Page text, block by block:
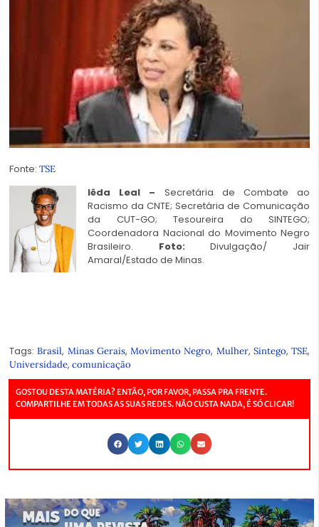
Fonte: TSE
Iêda Leal – Secretária de Combate ao
Racismo da CNTE; Secretária de Comunicação
da CUT-GO; Tesoureira do SINTEGO;
Coordenadora Nacional do Movimento Negro
Brasileiro. Foto: Divulgação/ Jair
Amaral/Estado de Minas.
Tags:Brasil, Minas Gerais, Movimento Negro, Mulher, Sintego, TSE,
Universidade, comunicação
GOSTOU DESTA MATÉRIA? ENTÃO, POR FAVOR, PASSA PRA FRENTE.
COMPARTILHE EM TODAS AS SUAS REDES. NÃO CUSTA NADA, É SÓ CLICAR!